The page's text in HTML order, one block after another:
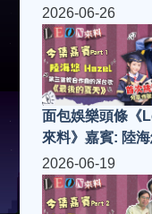
Hazel (Part 2)
2026-06-26
面包娛樂頭條《
來料》嘉賓: 陸
Hazel (Part 1)
2026-06-19